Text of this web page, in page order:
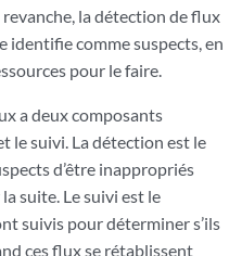
la détection de flux
identifie comme suspects, en
pour le faire.
a deux composants
le suivi. La détection est le
d’être inappropriés
suite. Le suivi est le
suivis pour déterminer s’ils
ces flux se rétablissent